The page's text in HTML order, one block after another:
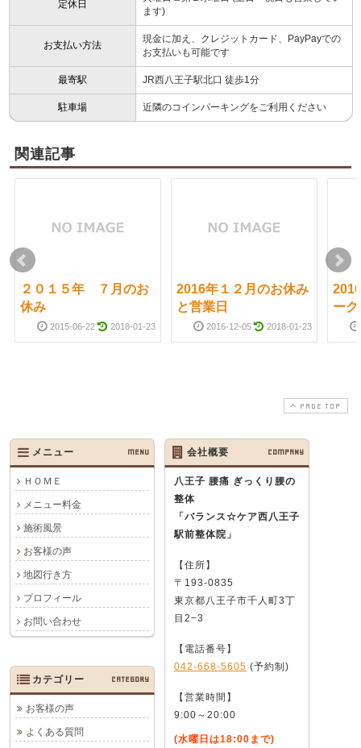
定休日
ます)
お支払い方法
現金に加え、クレジットカード、PayPayでの
お支払いも可能です
最寄駅 JR西八王子駅北口 徒歩1分
駐車場 近隣のコインパーキングをご利用ください
関連記事
２０１５年 ７月のお
休み
2015-06-22 2018-01-23
2016年１２月のお休み
と営業日
2016-12-05 2018-01-23
ー
PAGE TOP
メニュー MENU
ＨＯＭＥ
メニュー料金
施術風景
お客様の声
地図行き方
プロフィール
お問い合わせ
会社概要 COMPANY
八王子 腰痛 ぎっくり腰の
整体
「バランス☆ケア西八王子
駅前整体院」
【住所】
〒193-0835
東京都八王子市千人町3丁
目2−3
【電話番号】
042-668-5605 (予約制)
【営業時間】
9:00～20:00
(水曜日は18:00まで)
カテゴリー CATEGORY
お客様の声
よくある質問